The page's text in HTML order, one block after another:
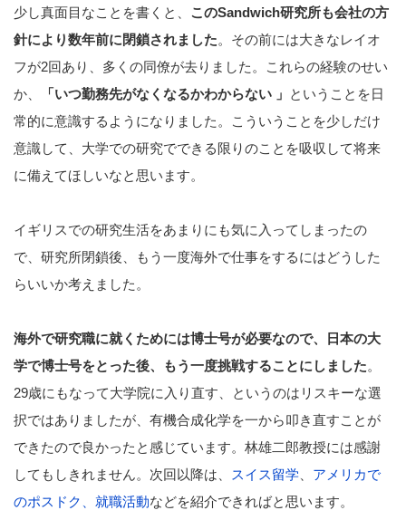
少し真面目なことを書くと、 このSandwich研究所も会社の方
針により数年前に閉鎖されました。その前には大きなレイオ
フが2回あり、多くの同僚が去りました。これらの経験のせい
か、
「いつ勤務先がなくなるかわからない 」 ということを日
常的に意識するようになりました。こういうことを少しだけ
意識して、大学での研究でできる限りのことを吸収して将来
に備えてほしいなと思います。
イギリスでの研究生活をあまりにも気に入ってしまったの
で、研究所閉鎖後、もう一度海外で仕事をするにはどうした
らいいか考えました。
海外で研究職に就くためには博士号が必要なので、日本の大
学で博士号をとった後、もう一度挑戦することにしました。
29歳にもなって大学院に入り直す、というのはリスキーな選
択ではありましたが、有機合成化学を一から叩き直すことが
できたので良かったと感じています。林雄二郎教授には感謝
してもしきれません。次回以降は、
スイス留学
アメリカで
のポスドク、就職活動などを紹介できればと思います。